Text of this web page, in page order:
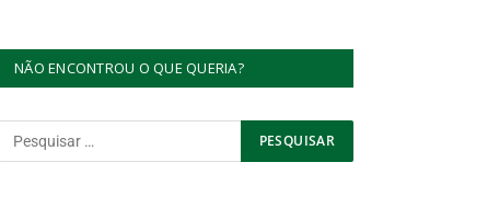
NÃO ENCONTROU O QUE QUERIA?